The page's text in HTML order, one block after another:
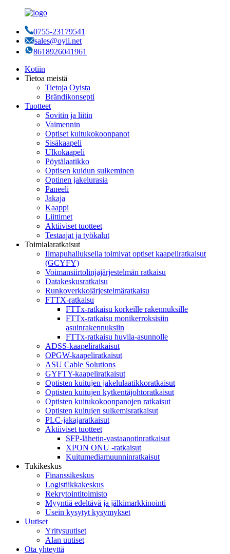
0755-23179541
sales@oyii.net
8618926041961
Kotiin
Tietoa meistä
Tietoja Oyista
Brändikonsepti
Tuotteet
Sovitin ja liitin
Vaimennin
Optiset kuitukokoonpanot
Sisäkaapeli
Ulkokaapeli
Pöytälaatikko
Optisen kuidun sulkeminen
Optinen jakelurasia
Paneeli
Jakaja
Kaappi
Liittimet
Aktiiviset tuotteet
Testaajat ja työkalut
Toimialaratkaisut
Ilmapuhalluksella toimivat optiset kaapeliratkaisut
(GCYFY)
Voimansiirtolinjajärjestelmän ratkaisu
Datakeskusratkaisu
Runkoverkkojärjestelmäratkaisu
FTTX-ratkaisu
FTTx-ratkaisu korkeille rakennuksille
FTTx-ratkaisu monikerroksisiin
asuinrakennuksiin
FTTx-ratkaisu huvila-asunnolle
ADSS-kaapeliratkaisut
OPGW-kaapeliratkaisut
ASU Cable Solutions
GYFTY-kaapeliratkaisut
Optisten kuitujen jakelulaatikkoratkaisut
Optisten kuitujen kytkentäjohtoratkaisut
Optisten kuitukokoonpanojen ratkaisut
Optisten kuitujen sulkemisratkaisut
PLC-jakajaratkaisut
Aktiiviset tuotteet
SFP-lähetin-vastaanotinratkaisut
XPON ONU -ratkaisut
Kuitumediamuunninratkaisut
Tukikeskus
Finanssikeskus
Logistiikkakeskus
Rekrytointitoimisto
Myyntiä edeltävä ja jälkimarkkinointi
Usein kysytyt kysymykset
Uutiset
Yritysuutiset
Alan uutiset
Ota yhteyttä